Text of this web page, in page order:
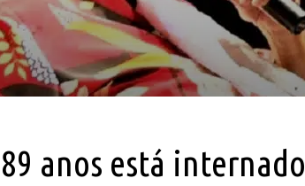
anos está internado